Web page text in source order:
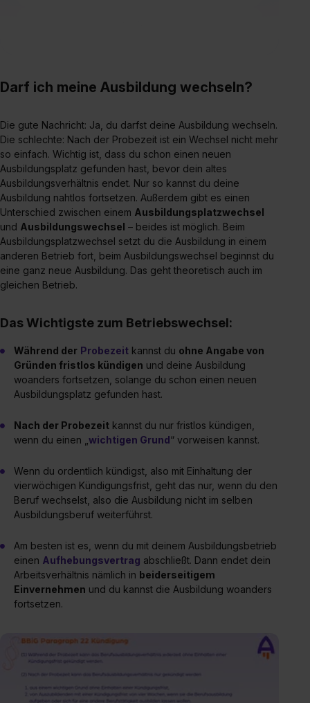
Darf ich meine Ausbildung wechseln?
Die gute Nachricht: Ja, du darfst deine Ausbildung wechseln.
Die schlechte: Nach der Probezeit ist ein Wechsel nicht mehr
so einfach. Wichtig ist, dass du schon einen neuen
Ausbildungsplatz gefunden hast, bevor dein altes
Ausbildungsverhältnis endet. Nur so kannst du deine
Ausbildung nahtlos fortsetzen. Außerdem gibt es einen
Unterschied zwischen einem Ausbildungsplatzwechsel
und Ausbildungswechsel – beides ist möglich. Beim
Ausbildungsplatzwechsel setzt du die Ausbildung in einem
anderen Betrieb fort, beim Ausbildungswechsel beginnst du
eine ganz neue Ausbildung. Das geht theoretisch auch im
gleichen Betrieb.
Das Wichtigste zum Betriebswechsel:
Während der Probezeit kannst du ohne Angabe von
Gründen fristlos kündigen und deine Ausbildung
woanders fortsetzen, solange du schon einen neuen
Ausbildungsplatz gefunden hast.
Nach der Probezeit kannst du nur fristlos kündigen,
wenn du einen „ wichtigen Grund“ vorweisen kannst.
Wenn du ordentlich kündigst, also mit Einhaltung der
vierwöchigen Kündigungsfrist, geht das nur, wenn du den
Beruf wechselst, also die Ausbildung nicht im selben
Ausbildungsberuf weiterführst.
Am besten ist es, wenn du mit deinem Ausbildungsbetrieb
einen Aufhebungsvertrag abschließt. Dann endet dein
Arbeitsverhältnis nämlich in beiderseitigem
Einvernehmen und du kannst die Ausbildung woanders
fortsetzen.